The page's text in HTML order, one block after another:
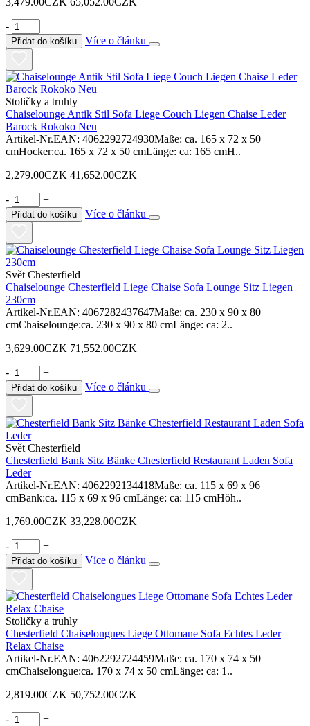
- +
Přidat do košíku Více o článku
Stoličky a truhly
Chaiselounge Antik Stil Sofa Liege Couch Liegen Chaise Leder
Barock Rokoko Neu
Artikel-Nr.EAN: 4062292724930Maße: ca. 165 x 72 x 50
cmHocker:ca. 165 x 72 x 50 cmLänge: ca: 165 cmH..
2,279.00CZK 41,652.00CZK
- +
Přidat do košíku Více o článku
Svět Chesterfield
Chaiselounge Chesterfield Liege Chaise Sofa Lounge Sitz Liegen
230cm
Artikel-Nr.EAN: 4067282437647Maße: ca. 230 x 90 x 80
cmChaiselounge:ca. 230 x 90 x 80 cmLänge: ca: 2..
3,629.00CZK 71,552.00CZK
- +
Přidat do košíku Více o článku
Svět Chesterfield
Chesterfield Bank Sitz Bänke Chesterfield Restaurant Laden Sofa
Leder
Artikel-Nr.EAN: 4062292134418Maße: ca. 115 x 69 x 96
cmBank:ca. 115 x 69 x 96 cmLänge: ca: 115 cmHöh..
1,769.00CZK 33,228.00CZK
- +
Přidat do košíku Více o článku
Stoličky a truhly
Chesterfield Chaiselongues Liege Ottomane Sofa Echtes Leder
Relax Chaise
Artikel-Nr.EAN: 4062292724459Maße: ca. 170 x 74 x 50
cmChaiselongue:ca. 170 x 74 x 50 cmLänge: ca: 1..
2,819.00CZK 50,752.00CZK
- +